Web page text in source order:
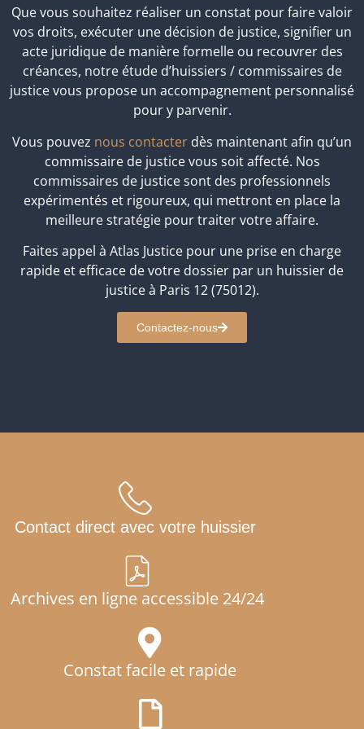
Que vous souhaitez réaliser un constat pour faire valoir
vos droits, exécuter une décision de justice, signifier un
acte juridique de manière formelle ou recouvrer des
créances, notre étude d’huissiers / commissaires de
justice vous propose un accompagnement personnalisé
pour y parvenir.
Vous pouvez nous contacter dès maintenant afin qu’un
commissaire de justice vous soit affecté. Nos
commissaires de justice sont des professionnels
expérimentés et rigoureux, qui mettront en place la
meilleure stratégie pour traiter votre affaire.
Faites appel à Atlas Justice pour une prise en charge
rapide et efficace de votre dossier par un huissier de
justice à Paris 12 (75012).
Contactez-nous
Contact direct avec votre huissier
Archives en ligne accessible 24/24
Constat facile et rapide